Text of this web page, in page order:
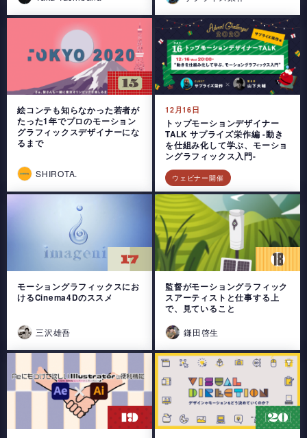
絵コンテも知らなかった若者が
たった1年でプロのモーション
グラフィックスデザイナーにな
るまで
SHIROTA.
12月16日
トップモーションデザイナー
TALK サプライズ栄作編 -動き
を仕組み化して学ぶ、モーショ
ングラフィックス入門-
ウェビナー開催
モーショングラフィックスにお
けるCinema4Dのススメ
三沢雄吾
監督がモーショングラフィック
スアーティストと仕事する上
で、見ていること
鎌田啓生